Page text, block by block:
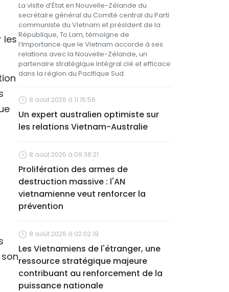
les
La visite d’État en Nouvelle-Zélande du
secrétaire général du Comité central du Parti
communiste du Vietnam et président de la
République, To Lam, témoigne de
l’importance que le Vietnam accorde à ses
relations avec la Nouvelle-Zélande, un
partenaire stratégique intégral clé et efficace
dans la région du Pacifique Sud.
8 août 2026 à 11:15:56
Un expert australien optimiste sur
les relations Vietnam-Australie
8 août 2026 à 09:38:21
Prolifération des armes de
destruction massive : l'AN
vietnamienne veut renforcer la
prévention
8 août 2026 à 02:02:19
Les Vietnamiens de l'étranger, une
ressource stratégique majeure
contribuant au renforcement de la
puissance nationale